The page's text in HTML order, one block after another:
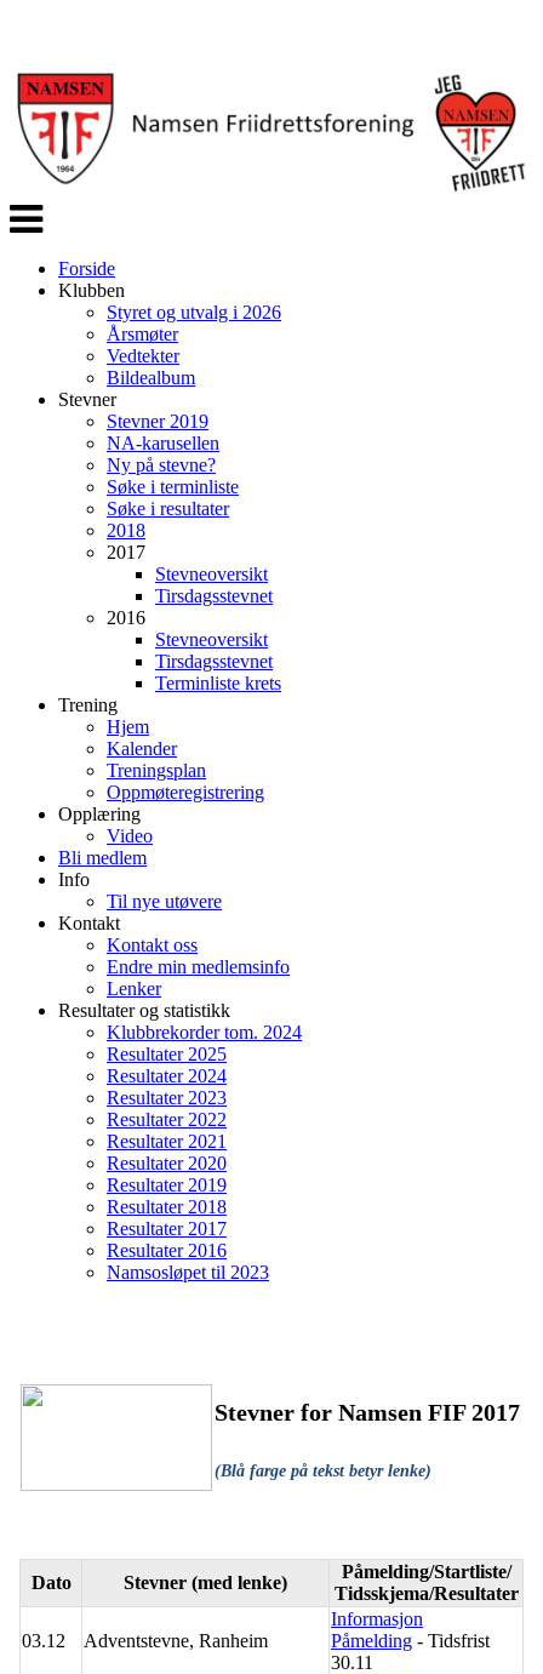
Veksle
navigasjon
Forside
Klubben
Styret og utvalg i 2026
Årsmøter
Vedtekter
Bildealbum
Stevner
Stevner 2019
NA-karusellen
Ny på stevne?
Søke i terminliste
Søke i resultater
2018
2017
Stevneoversikt
Tirsdagsstevnet
2016
Stevneoversikt
Tirsdagsstevnet
Terminliste krets
Trening
Hjem
Kalender
Treningsplan
Oppmøteregistrering
Opplæring
Video
Bli medlem
Info
Til nye utøvere
Kontakt
Kontakt oss
Endre min medlemsinfo
Lenker
Resultater og statistikk
Klubbrekorder tom. 2024
Resultater 2025
Resultater 2024
Resultater 2023
Resultater 2022
Resultater 2021
Resultater 2020
Resultater 2019
Resultater 2018
Resultater 2017
Resultater 2016
Namsosløpet til 2023
Stevner for Namsen FIF 2017
(Blå farge på tekst betyr lenke)
Dato Stevner (med lenke)
Påmelding/Startliste/
Tidsskjema/Resultater
03.12 Adventstevne, Ranheim
Informasjon
Påmelding - Tidsfrist
30.11